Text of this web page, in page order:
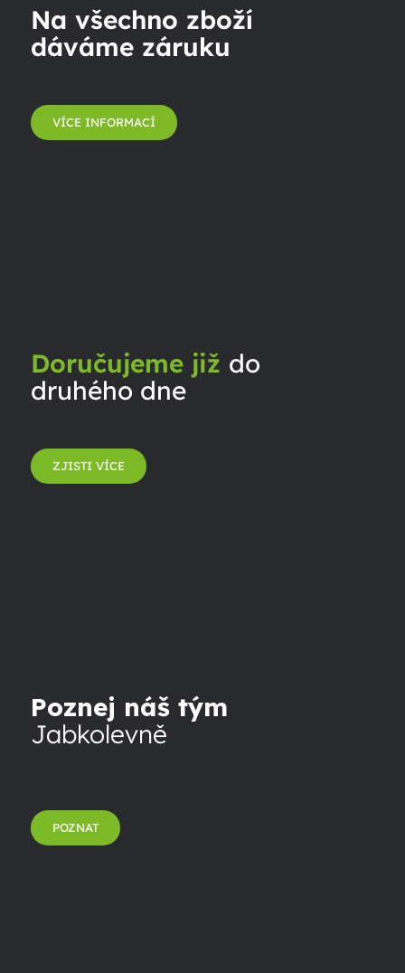
Na všechno zboží
dáváme záruku
VÍCE INFORMACÍ
Doručujeme již do
druhého dne
ZJISTI VÍCE
Poznej náš tým
Jabkolevně
POZNAT